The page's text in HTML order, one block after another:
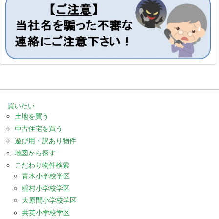
買いたい
土地を買う
中古住宅を買う
遊び用・訳あり物件
地図から探す
こだわり物件検索
青木小学校学区
稲村小学校学区
大原間小学校学区
共英小学校学区